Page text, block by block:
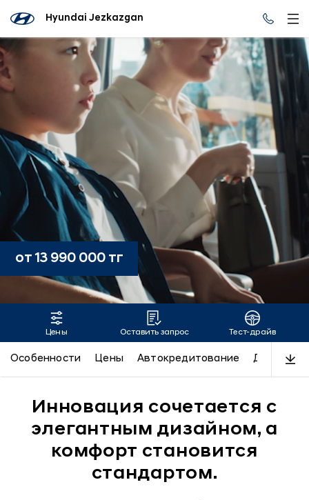
Hyundai Jezkazgan
CUSTIN
от 13 990 000 тг
Цены Оставить запрос Тест-драйв
Особенности Цены Автокредитование Дизайн
Инновация сочетается с
элегантным дизайном, а
комфорт становится
стандартом.